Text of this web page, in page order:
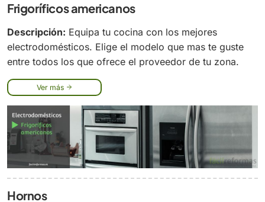
Frigoríficos americanos
Descripción: Equipa tu cocina con los mejores
electrodomésticos. Elige el modelo que mas te guste
entre todos los que ofrece el proveedor de tu zona.
Ver más
Hornos